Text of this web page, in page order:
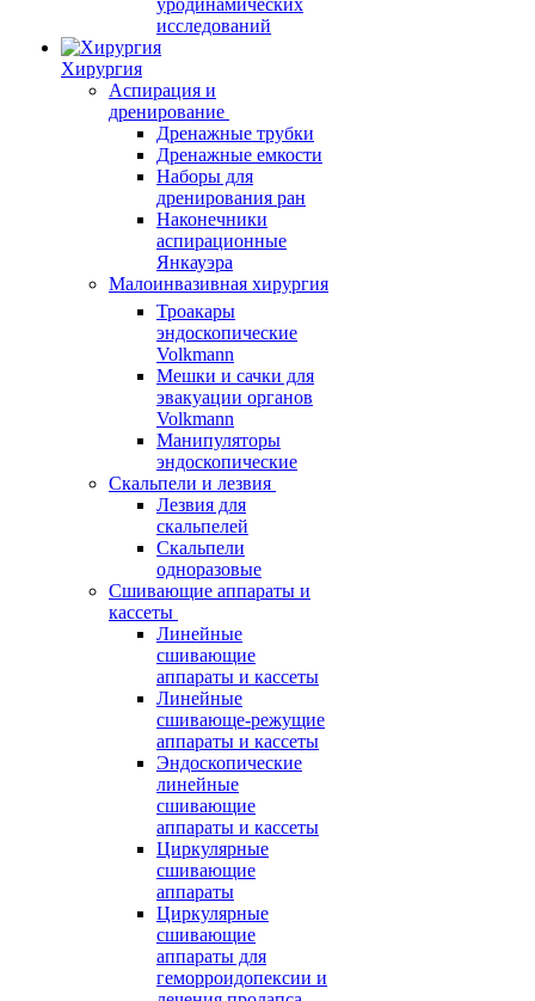
уродинамических
исследований
Хирургия
Аспирация и
дренирование
Дренажные трубки
Дренажные емкости
Наборы для
дренирования ран
Наконечники
аспирационные
Янкауэра
Малоинвазивная хирургия
Троакары
эндоскопические
Volkmann
Мешки и сачки для
эвакуации органов
Volkmann
Манипуляторы
эндоскопические
Скальпели и лезвия
Лезвия для
скальпелей
Скальпели
одноразовые
Сшивающие аппараты и
кассеты
Линейные
сшивающие
аппараты и кассеты
Линейные
сшивающе-режущие
аппараты и кассеты
Эндоскопические
линейные
сшивающие
аппараты и кассеты
Циркулярные
сшивающие
аппараты
Циркулярные
сшивающие
аппараты для
геморроидопексии и